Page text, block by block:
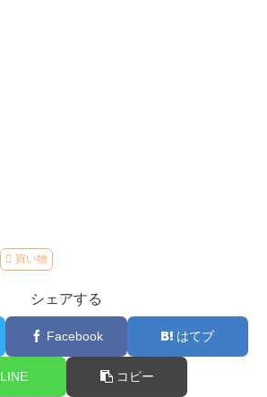
買い物
シェアする
Facebook はてブ
LINE コピー